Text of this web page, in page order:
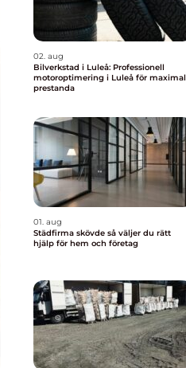
02. aug
Bilverkstad i Luleå: Professionell
motoroptimering i Luleå för maximal
prestanda
01. aug
Städfirma skövde så väljer du rätt
hjälp för hem och företag